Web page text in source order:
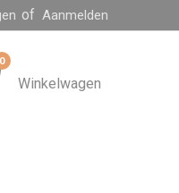
of Aanmelden
Winkelwagen
0